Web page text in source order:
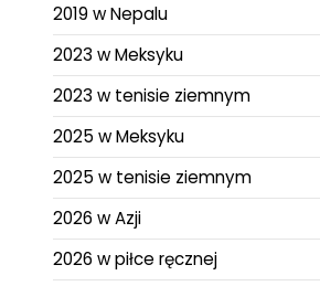
2019 w Nepalu
2023 w Meksyku
2023 w tenisie ziemnym
2025 w Meksyku
2025 w tenisie ziemnym
2026 w Azji
2026 w piłce ręcznej